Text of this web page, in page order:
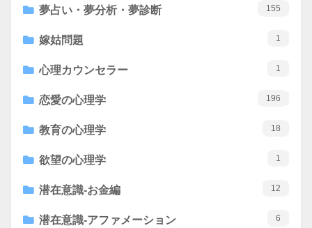
夢占い・夢分析・夢診断 155
嫁姑問題 1
心理カウンセラー 1
恋愛の心理学 196
教育の心理学 18
欲望の心理学 1
潜在意識-お金編 12
潜在意識-アファメーション 6